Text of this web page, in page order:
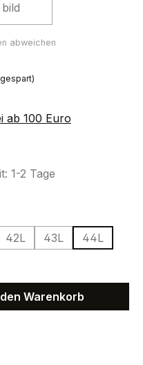
ab 100 Euro
1-2 Tage
42L 43L
44L
Warenkorb